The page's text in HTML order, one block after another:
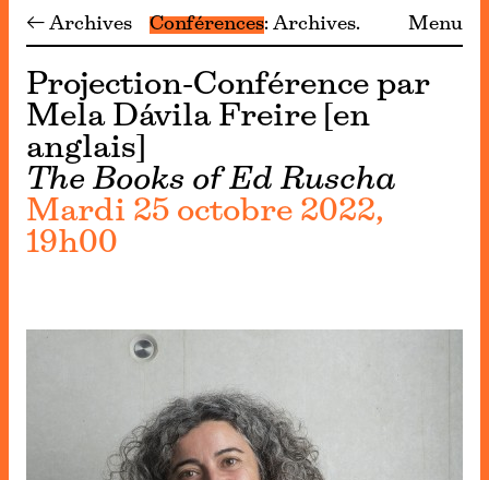
← Archives Conférences Archives Menu
Projection-Conférence par
Mela Dávila Freire [en
anglais]
The Books of Ed Ruscha
Mardi 25 octobre 2022,
19h00